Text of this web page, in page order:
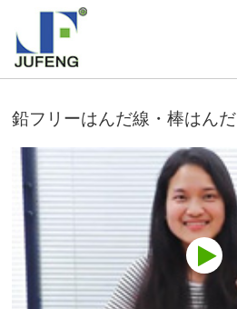
鉛フリーはんだ線・棒はんだ